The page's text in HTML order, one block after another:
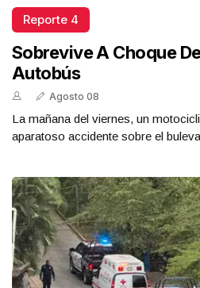
Reporte 4
Sobrevive A Choque
Autobús
Agosto 08
La mañana del viernes, un
aparatoso accidente sobre el